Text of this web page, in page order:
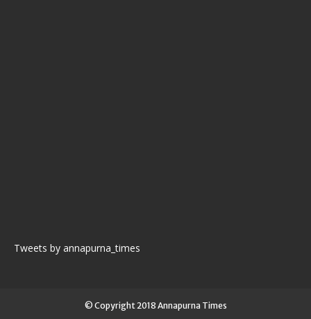
Tweets by annapurna_times
© Copyright 2018 Annapurna Times